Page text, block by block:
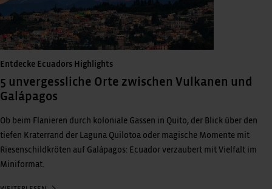
Entdecke Ecuadors Highlights
5 unvergessliche Orte zwischen Vulkanen und
Galápagos
Ob beim Flanieren durch koloniale Gassen in Quito, der Blick über den
tiefen Kraterrand der Laguna Quilotoa oder magische Momente mit
Riesenschildkröten auf Galápagos: Ecuador verzaubert mit Vielfalt im
Miniformat.